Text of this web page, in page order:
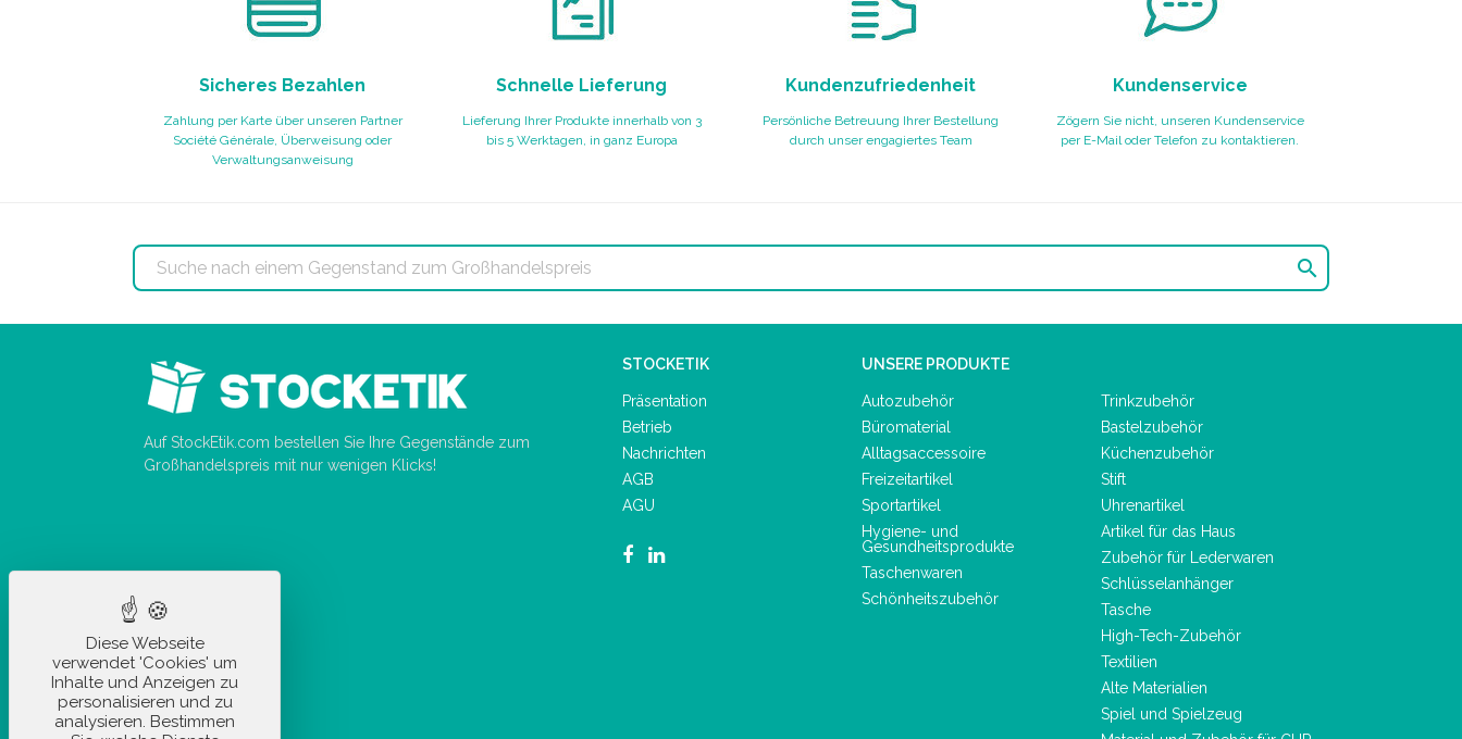
Sicheres Bezahlen
Zahlung per Karte über unseren Partner
Société Générale, Überweisung oder
Verwaltungsanweisung
Schnelle Lieferung
Lieferung Ihrer Produkte innerhalb von 3
bis 5 Werktagen, in ganz Europa
Kundenzufriedenheit
Persönliche Betreuung Ihrer Bestellung
durch unser engagiertes Team
Kundenservice
Zögern Sie nicht, unseren Kundenservice
per E-Mail oder Telefon zu kontaktieren.

Auf StockEtik.com bestellen Sie Ihre Gegenstände zum
Großhandelspreis mit nur wenigen Klicks!
STOCKETIK
Präsentation
Betrieb
Nachrichten
AGB
AGU
UNSERE PRODUKTE
Autozubehör
Büromaterial
Alltagsaccessoire
Freizeitartikel
Sportartikel
Hygiene- und
Gesundheitsprodukte
Taschenwaren
Schönheitszubehör
Trinkzubehör
Bastelzubehör
Küchenzubehör
Stift
Uhrenartikel
Artikel für das Haus
Zubehör für Lederwaren
Schlüsselanhänger
Tasche
High-Tech-Zubehör
Textilien
Alte Materialien
Spiel und Spielzeug
Diese Webseite
verwendet 'Cookies' um
Inhalte und Anzeigen zu
personalisieren und zu
analysieren. Bestimmen